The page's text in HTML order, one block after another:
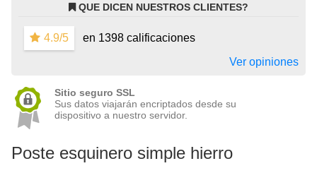
QUE DICEN NUESTROS CLIENTES?
4.9/5
en 1398 calificaciones
Ver opiniones
Sitio seguro SSL
Sus datos viajarán encriptados desde su
dispositivo a nuestro servidor.
Poste esquinero simple hierro